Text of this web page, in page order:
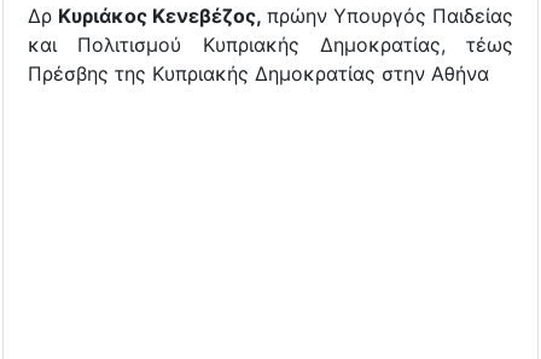
Δρ Κυριάκος Κενεβέζος, πρώην Υπουργός Παιδείας
και Πολιτισμού Κυπριακής Δημοκρατίας, τέως
Πρέσβης της Κυπριακής Δημοκρατίας στην Αθήνα